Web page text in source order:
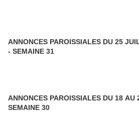
ANNONCES PAROISSIALES DU 25
- SEMAINE 31
ANNONCES PAROISSIALES DU 18
SEMAINE 30